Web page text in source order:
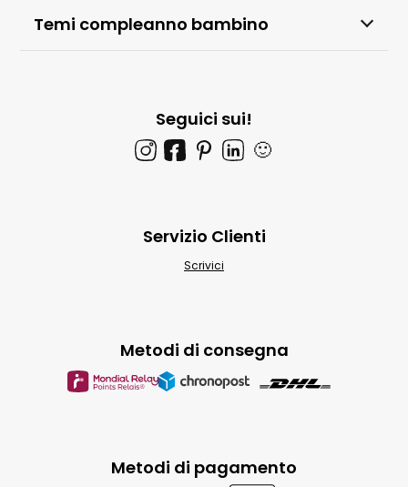
Temi compleanno bambino
Seguici sui!
🙂
Metodi di pagamento
Metodi di consegna
Servizio Clienti
Scrivici